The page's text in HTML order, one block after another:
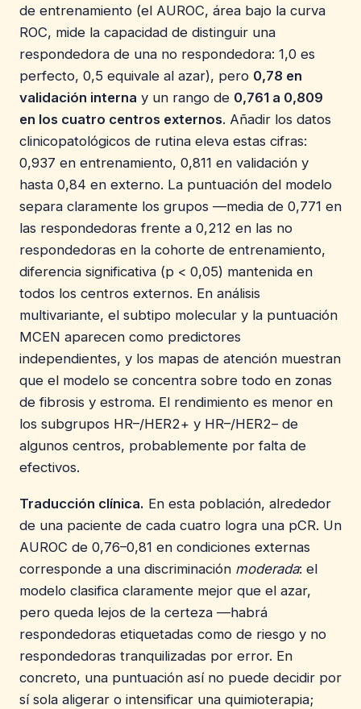
de entrenamiento (el AUROC, área bajo la curva
ROC, mide la capacidad de distinguir una
respondedora de una no respondedora: 1,0 es
perfecto, 0,5 equivale al azar), pero 0,78 en
validación interna y un rango de 0,761 a 0,809
en los cuatro centros externos. Añadir los datos
clinicopatológicos de rutina eleva estas cifras:
0,937 en entrenamiento, 0,811 en validación y
hasta 0,84 en externo. La puntuación del modelo
separa claramente los grupos —media de 0,771 en
las respondedoras frente a 0,212 en las no
respondedoras en la cohorte de entrenamiento,
diferencia significativa (p < 0,05) mantenida en
todos los centros externos. En análisis
multivariante, el subtipo molecular y la puntuación
MCEN aparecen como predictores
independientes, y los mapas de atención muestran
que el modelo se concentra sobre todo en zonas
de fibrosis y estroma. El rendimiento es menor en
los subgrupos HR–/HER2+ y HR–/HER2– de
algunos centros, probablemente por falta de
efectivos.
Traducción clínica. En esta población, alrededor
de una paciente de cada cuatro logra una pCR. Un
AUROC de 0,76–0,81 en condiciones externas
corresponde a una discriminación moderada: el
modelo clasifica claramente mejor que el azar,
pero queda lejos de la certeza —habrá
respondedoras etiquetadas como de riesgo y no
respondedoras tranquilizadas por error. En
concreto, una puntuación así no puede decidir por
sí sola aligerar o intensificar una quimioterapia;